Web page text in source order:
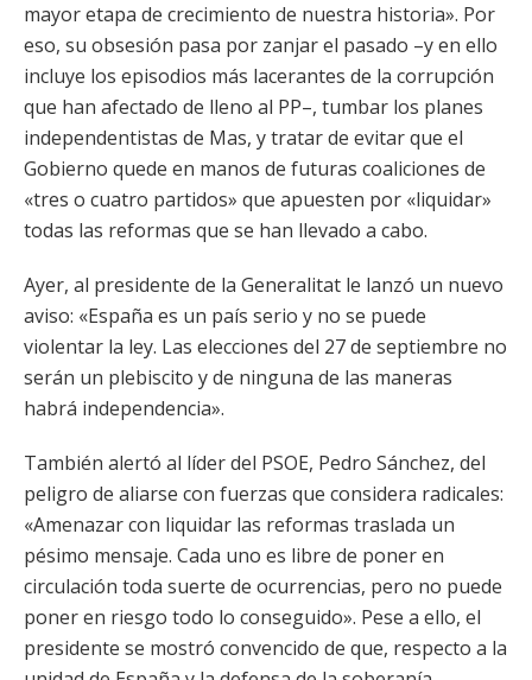
mayor etapa de crecimiento de nuestra historia». Por
eso, su obsesión pasa por zanjar el pasado –y en ello
incluye los episodios más lacerantes de la corrupción
que han afectado de lleno al PP–, tumbar los planes
independentistas de Mas, y tratar de evitar que el
Gobierno quede en manos de futuras coaliciones de
«tres o cuatro partidos» que apuesten por «liquidar»
todas las reformas que se han llevado a cabo.
Ayer, al presidente de la Generalitat le lanzó un nuevo
aviso: «España es un país serio y no se puede
violentar la ley. Las elecciones del 27 de septiembre no
serán un plebiscito y de ninguna de las maneras
habrá independencia».
También alertó al líder del PSOE, Pedro Sánchez, del
peligro de aliarse con fuerzas que considera radicales:
«Amenazar con liquidar las reformas traslada un
pésimo mensaje. Cada uno es libre de poner en
circulación toda suerte de ocurrencias, pero no puede
poner en riesgo todo lo conseguido». Pese a ello, el
presidente se mostró convencido de que, respecto a la